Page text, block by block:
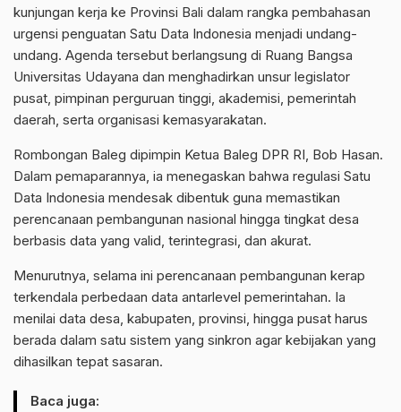
kunjungan kerja ke Provinsi Bali dalam rangka pembahasan
urgensi penguatan Satu Data Indonesia menjadi undang-
undang. Agenda tersebut berlangsung di Ruang Bangsa
Universitas Udayana dan menghadirkan unsur legislator
pusat, pimpinan perguruan tinggi, akademisi, pemerintah
daerah, serta organisasi kemasyarakatan.
Rombongan Baleg dipimpin Ketua Baleg DPR RI, Bob Hasan.
Dalam pemaparannya, ia menegaskan bahwa regulasi Satu
Data Indonesia mendesak dibentuk guna memastikan
perencanaan pembangunan nasional hingga tingkat desa
berbasis data yang valid, terintegrasi, dan akurat.
Menurutnya, selama ini perencanaan pembangunan kerap
terkendala perbedaan data antarlevel pemerintahan. Ia
menilai data desa, kabupaten, provinsi, hingga pusat harus
berada dalam satu sistem yang sinkron agar kebijakan yang
dihasilkan tepat sasaran.
Baca juga: